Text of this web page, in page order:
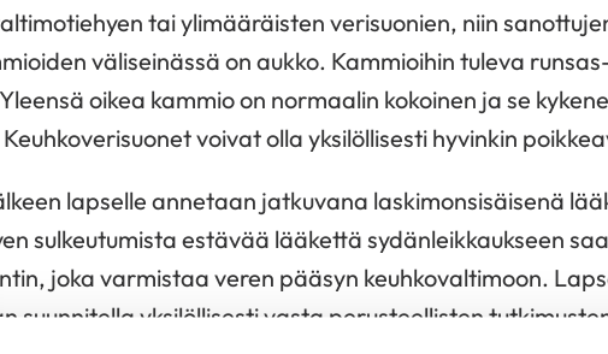
tai ylimääräisten verisuonien, niin
väliseinässä on aukko. Kammioihin tuleva
oikea kammio on normaalin kokoinen ja se
voivat olla yksilöllisesti hyvinkin
lapselle annetaan jatkuvana laskimonsisäisenä
sulkeutumista estävää lääkettä sydänleikkaukseen
joka varmistaa veren pääsyn keuhkovaltimoon.
suunnitella yksilöllisesti vasta perusteellisten